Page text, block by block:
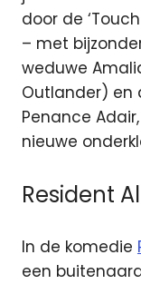
door de
– met
weduwe
Outlander) en
Penance
nieuwe
Resident
In de komedie
een